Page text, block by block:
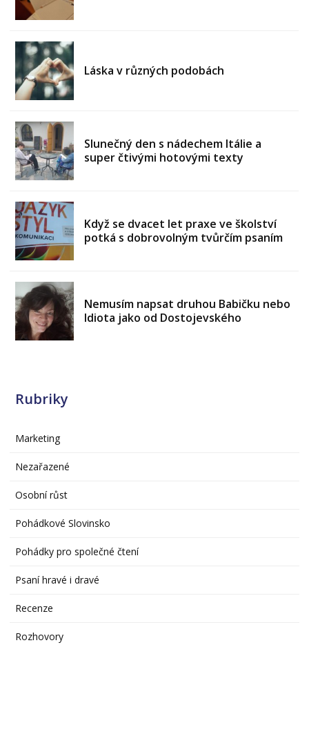
Láska v různých podobách
Slunečný den s nádechem Itálie a
super čtivými hotovými texty
Když se dvacet let praxe ve školství
potká s dobrovolným tvůrčím psaním
Nemusím napsat druhou Babičku nebo
Idiota jako od Dostojevského
Rubriky
Marketing
Nezařazené
Osobní růst
Pohádkové Slovinsko
Pohádky pro společné čtení
Psaní hravé i dravé
Recenze
Rozhovory